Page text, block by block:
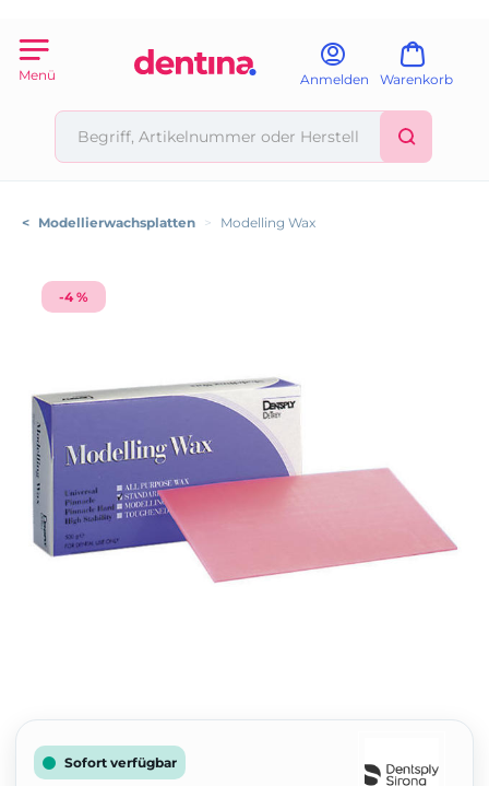
Menü Anmelden Warenkorb
< Modellierwachsplatten > Modelling Wax
-4 %
Sofort verfügbar